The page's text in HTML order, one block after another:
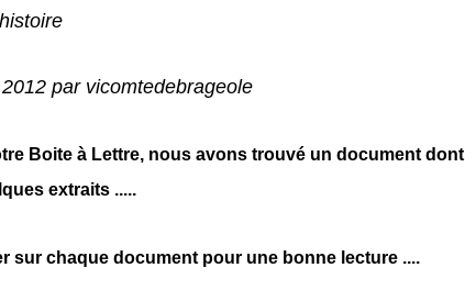
par vicomtedebrageole
Boite à Lettre, nous avons trouvé un document dont
extraits .....
sur chaque document pour une bonne lecture ....